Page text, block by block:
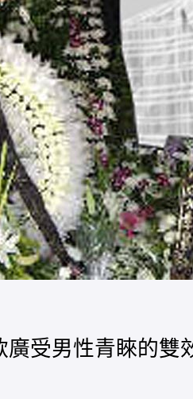
受男性青睞的雙